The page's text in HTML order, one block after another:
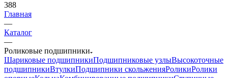
388
Главная
—
Каталог
—
Роликовые подшипники
Шариковые подшипникиПодшипниковые узлыВысокоточные
подшипникиВтулкиПодшипники скольженияРоликиРолики